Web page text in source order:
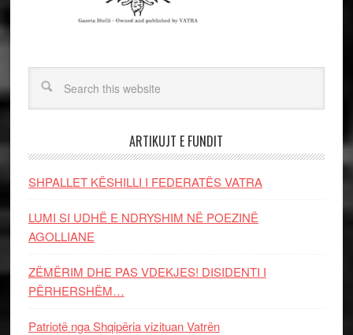
ARTIKUJT E FUNDIT
SHPALLET KËSHILLI I FEDERATËS VATRA
LUMI SI UDHË E NDRYSHIM NË POEZINË
AGOLLIANE
ZËMËRIM DHE PAS VDEKJES! DISIDENTI I
PËRHERSHËM…
Patriotë nga Shqipëria vizituan Vatrën